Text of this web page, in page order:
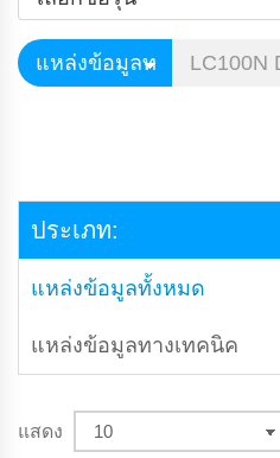
ประเภท:
แหล่งข้อมูลทั้งหมด
แหล่งข้อมูลทางเทคนิค
แสดง